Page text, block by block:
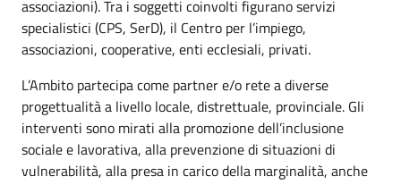
associazioni). Tra i soggetti coinvolti figurano servizi
specialistici (CPS, SerD), il Centro per l’impiego,
associazioni, cooperative, enti ecclesiali, privati.
L’Ambito partecipa come partner e/o rete a diverse
progettualità a livello locale, distrettuale, provinciale. Gli
interventi sono mirati alla promozione dell’inclusione
sociale e lavorativa, alla prevenzione di situazioni di
vulnerabilità, alla presa in carico della marginalità, anche